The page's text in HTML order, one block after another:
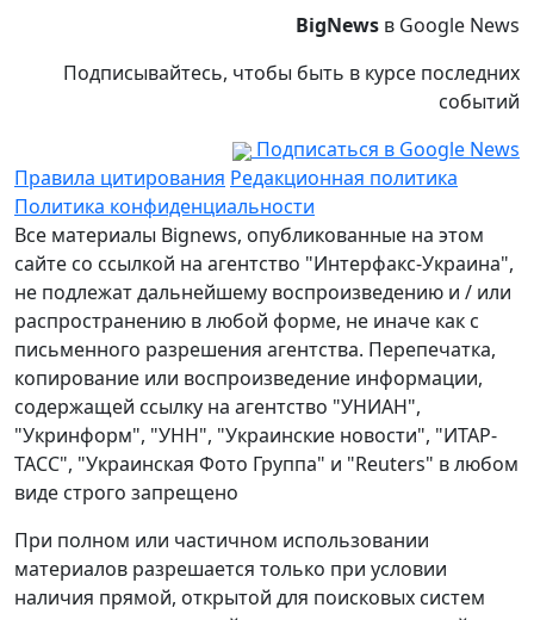
BigNews в Google News
Подписывайтесь, чтобы быть в курсе последних
событий
Подписаться в Google News
Правила цитирования Редакционная политика
Политика конфиденциальности
Все материалы Bignews, опубликованные на этом
сайте со ссылкой на агентство "Интерфакс-Украина",
не подлежат дальнейшему воспроизведению и / или
распространению в любой форме, не иначе как с
письменного разрешения агентства. Перепечатка,
копирование или воспроизведение информации,
содержащей ссылку на агентство "УНИАН",
"Укринформ", "УНН", "Украинские новости", "ИТАР-
ТАСС", "Украинская Фото Группа" и "Reuters" в любом
виде строго запрещено
При полном или частичном использовании
материалов разрешается только при условии
наличия прямой, открытой для поисковых систем